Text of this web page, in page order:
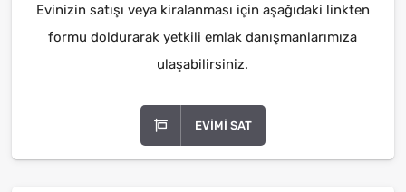
Evinizin satışı veya kiralanması için aşağıdaki linkten
formu doldurarak yetkili emlak danışmanlarımıza
ulaşabilirsiniz.
EVIMI SAT